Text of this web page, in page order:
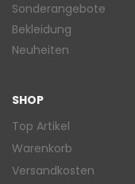
Sonderangebote
Bekleidung
Neuheiten
SHOP
Top Artikel
Warenkorb
Versandkosten